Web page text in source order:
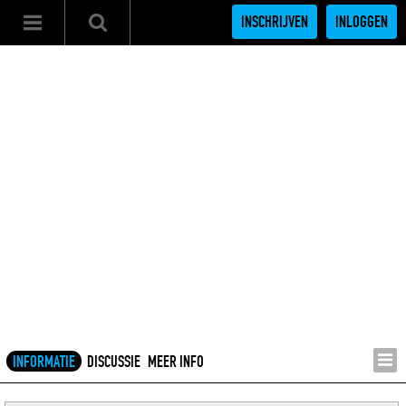
INSCHRIJVEN INLOGGEN
INFORMATIE DISCUSSIE MEER INFO